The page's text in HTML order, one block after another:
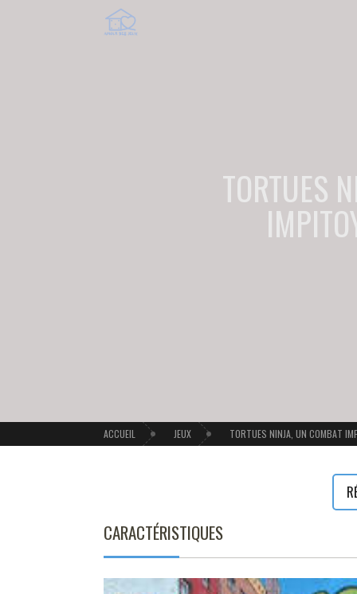
TORTUES
ACCUEIL JEUX TORTUES NINJA, UN COMBAT
CARACTÉRISTIQUES